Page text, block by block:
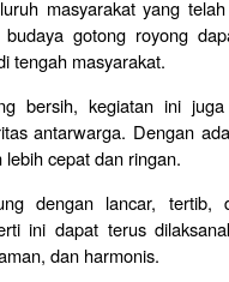
masyarakat yang
gotong royong
tengah masyarakat.
bersih, kegiatan ini
antarwarga. Dengan
cepat dan ringan.
dengan lancar, tertib,
ini dapat terus
dan harmonis.